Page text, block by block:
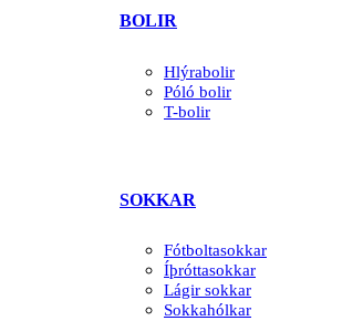
BOLIR
Hlýrabolir
Póló bolir
T-bolir
SOKKAR
Fótboltasokkar
Íþróttasokkar
Lágir sokkar
Sokkahólkar